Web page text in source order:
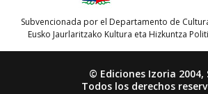
Subvencionada por el Departamento de
Eusko Jaurlaritzako Kultura eta Hizkuntza
© Ediciones Izoria 2004,
Todos los derechos